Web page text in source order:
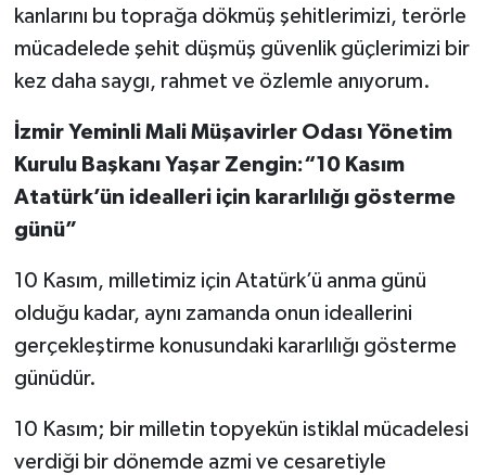
kanlarını bu toprağa dökmüş şehitlerimizi, terörle
mücadelede şehit düşmüş güvenlik güçlerimizi bir
kez daha saygı, rahmet ve özlemle anıyorum.
İzmir Yeminli Mali Müşavirler Odası Yönetim
Kurulu Başkanı Yaşar Zengin:“10 Kasım
Atatürk’ün idealleri için kararlılığı gösterme
günü”
10 Kasım, milletimiz için Atatürk’ü anma günü
olduğu kadar, aynı zamanda onun ideallerini
gerçekleştirme konusundaki kararlılığı gösterme
günüdür.
10 Kasım; bir milletin topyekün istiklal mücadelesi
verdiği bir dönemde azmi ve cesaretiyle